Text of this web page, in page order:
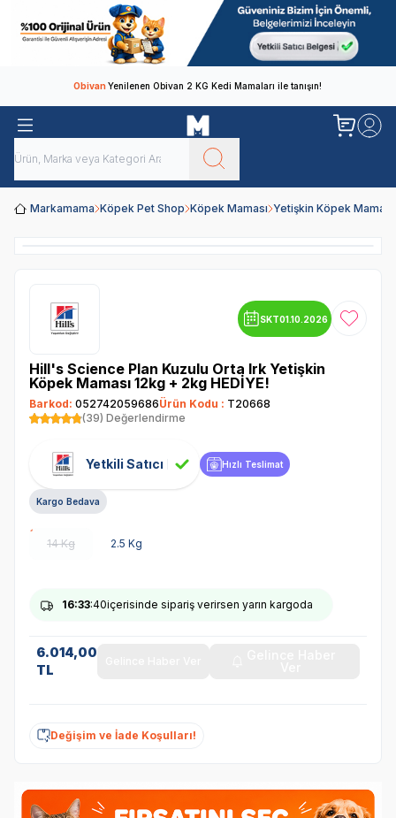
ObivanYenilenen Obivan 2 KG Kedi Mamaları ile tanışın!
Markamama Köpek Pet Shop Köpek Maması Yetişkin Köpek Maması
SKT01.10.2026 Favoriye
Hill's Science Plan Kuzulu Orta Irk Yetişkin
Köpek Maması 12kg + 2kg HEDİYE!
Barkod: 052742059686Ürün Kodu : T20668
(39) Değerlendirme
Yetkili Satıcı Hızlı Teslimat
Kargo Bedava
14 Kg 2.5 Kg
16:33:39içerisinde sipariş verirsen yarın kargoda
6.014,00
TL
Değişim ve İade Koşulları!